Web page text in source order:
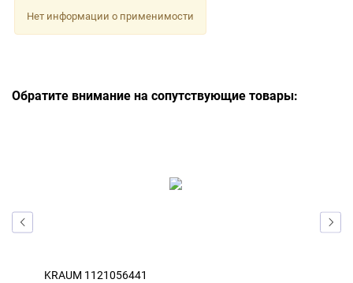
Нет информации о применимости
Обратите внимание на сопутствующие товары:
KRAUM 1121056441